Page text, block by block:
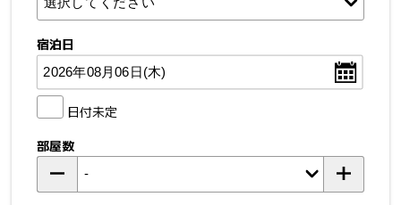
宿泊日
日付未定
部屋数